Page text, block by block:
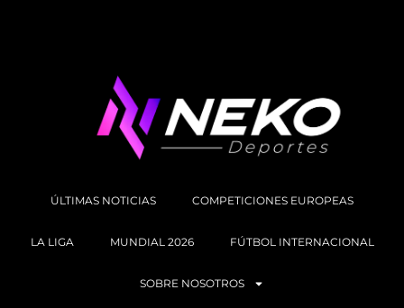
ÚLTIMAS NOTICIAS COMPETICIONES EUROPEAS
LA LIGA MUNDIAL 2026 FÚTBOL INTERNACIONAL
SOBRE NOSOTROS